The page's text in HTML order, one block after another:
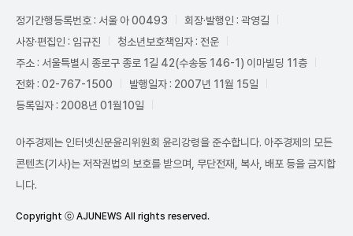
정기간행등록번호 : 서울 아 00493
회장·발행인 : 곽영길
사장·편집인 : 임규진
청소년보호책임자 : 전운
주소 : 서울특별시 종로구 종로 1길 42(수송동 146-1) 이마빌딩 11층
전화 : 02-767-1500
발행일자 : 2007년 11월 15일
등록일자 : 2008년 01월10일
아주경제는 인터넷신문윤리위원회 윤리강령을 준수합니다. 아주경제의 모든
콘텐츠(기사)는 저작권법의 보호를 받으며, 무단전재, 복사, 배포 등을 금지합
니다.
Copyright ⓒ AJUNEWS All rights reserved.